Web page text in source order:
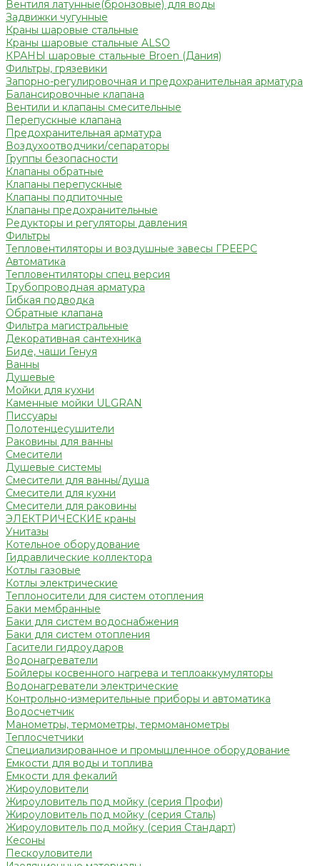
Вентиля латунные(бронзовые) для воды
Задвижки чугунные
Краны шаровые стальные
Краны шаровые стальные ALSO
КРАНЫ шаровые стальные Broen (Дания)
Фильтры, грязевики
Запорно-регулировочная и предохранительная арматура
Балансировочные клапана
Вентили и клапаны смесительные
Перепускные клапана
Предохранительная арматура
Воздухоотводчики/сепараторы
Группы безопасности
Клапаны обратные
Клапаны перепускные
Клапаны подпиточные
Клапаны предохранительные
Редукторы и регуляторы давления
Фильтры
Тепловентиляторы и воздушные завесы ГРЕЕРС
Автоматика
Тепловентиляторы спец версия
Трубопроводная арматура
Гибкая подводка
Обратные клапана
Фильтра магистральные
Декоративная сантехника
Биде, чаши Генуя
Ванны
Душевые
Мойки для кухни
Каменные мойки ULGRAN
Писсуары
Полотенцесушители
Раковины для ванны
Смесители
Душевые системы
Смесители для ванны/душа
Смесители для кухни
Смесители для раковины
ЭЛЕКТРИЧЕСКИЕ краны
Унитазы
Котельное оборудование
Гидравлические коллектора
Котлы газовые
Котлы электрические
Теплоносители для систем отопления
Баки мембранные
Баки для систем водоснабжения
Баки для систем отопления
Гасители гидроударов
Водонагреватели
Бойлеры косвенного нагрева и теплоаккумуляторы
Водонагреватели электрические
Контрольно-измерительные приборы и автоматика
Водосчетчик
Манометры, термометры, термоманометры
Теплосчетчики
Специализированное и промышленное оборудование
Емкости для воды и топлива
Емкости для фекалий
Жироуловители
Жироуловитель под мойку (серия Профи)
Жироуловитель под мойку (серия Сталь)
Жироуловитель под мойку (серия Стандарт)
Кесоны
Пескоуловители